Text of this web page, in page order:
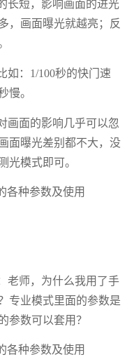
长短，影响画面的进光
，画面曝光就越亮；反
如：1/100秒的快门速
慢。
画面的影响几乎可以忽
面曝光差别都不大，没
光模式即可。
老师，为什么我用了手
专业模式里面的参数是
参数可以套用？